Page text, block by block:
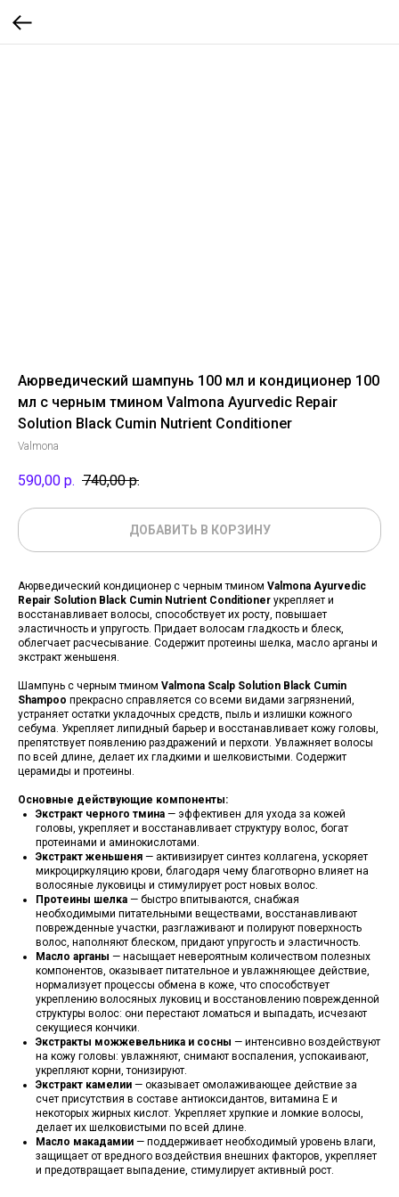
Аюрведический шампунь 100 мл и кондиционер 100
мл с черным тмином Valmona Ayurvedic Repair
Solution Black Cumin Nutrient Conditioner
Valmona
590,00 р. 740,00 р.
ДОБАВИТЬ В КОРЗИНУ
Аюрведический кондиционер с черным тмином Valmona Ayurvedic
Repair Solution Black Cumin Nutrient Conditioner укрепляет и
восстанавливает волосы, способствует их росту, повышает
эластичность и упругость. Придает волосам гладкость и блеск,
облегчает расчесывание. Содержит протеины шелка, масло арганы и
экстракт женьшеня.
Шампунь с черным тмином Valmona Scalp Solution Black Cumin
Shampoo прекрасно справляется со всеми видами загрязнений,
устраняет остатки укладочных средств, пыль и излишки кожного
себума. Укрепляет липидный барьер и восстанавливает кожу головы,
препятствует появлению раздражений и перхоти. Увлажняет волосы
по всей длине, делает их гладкими и шелковистыми. Содержит
церамиды и протеины.
Основные действующие компоненты:
Экстракт черного тмина — эффективен для ухода за кожей
головы, укрепляет и восстанавливает структуру волос, богат
протеинами и аминокислотами.
Экстракт женьшеня — активизирует синтез коллагена, ускоряет
микроциркуляцию крови, благодаря чему благотворно влияет на
волосяные луковицы и стимулирует рост новых волос.
Протеины шелка — быстро впитываются, снабжая
необходимыми питательными веществами, восстанавливают
поврежденные участки, разглаживают и полируют поверхность
волос, наполняют блеском, придают упругость и эластичность.
Масло арганы — насыщает невероятным количеством полезных
компонентов, оказывает питательное и увлажняющее действие,
нормализует процессы обмена в коже, что способствует
укреплению волосяных луковиц и восстановлению поврежденной
структуры волос: они перестают ломаться и выпадать, исчезают
секущиеся кончики.
Экстракты можжевельника и сосны — интенсивно воздействуют
на кожу головы: увлажняют, снимают воспаления, успокаивают,
укрепляют корни, тонизируют.
Экстракт камелии — оказывает омолаживающее действие за
счет присутствия в составе антиоксидантов, витамина Е и
некоторых жирных кислот. Укрепляет хрупкие и ломкие волосы,
делает их шелковистыми по всей длине.
Масло макадамии — поддерживает необходимый уровень влаги,
защищает от вредного воздействия внешних факторов, укрепляет
и предотвращает выпадение, стимулирует активный рост.